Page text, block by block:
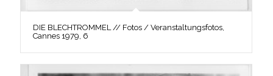
DIE BLECHTROMMEL // Fotos / Veranstaltungsfotos,
Cannes 1979, 6